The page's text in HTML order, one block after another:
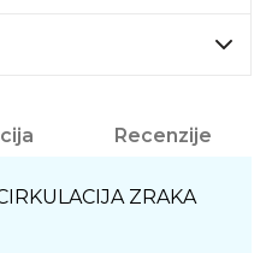
Recenzije
ZRAKA